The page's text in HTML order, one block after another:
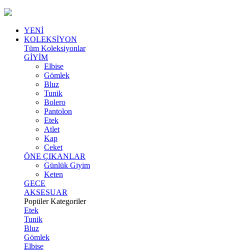
YENİ
KOLEKSİYON
Tüm Koleksiyonlar
GİYİM
Elbise
Gömlek
Bluz
Tunik
Bolero
Pantolon
Etek
Atlet
Kap
Ceket
ÖNE ÇIKANLAR
Günlük Giyim
Keten
GECE
AKSESUAR
Popüler Kategoriler
Etek
Tunik
Bluz
Gömlek
Elbise